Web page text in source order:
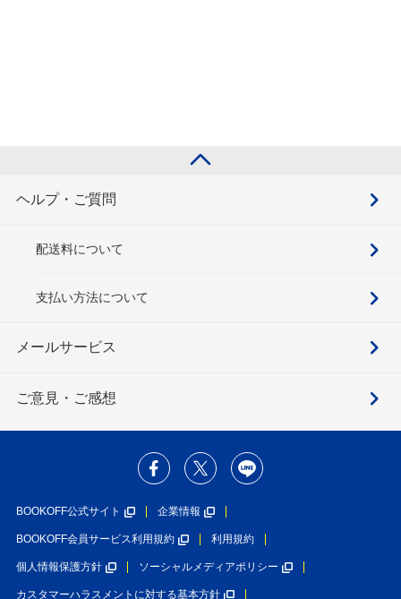
ヘルプ・ご質問
配送料について
支払い方法について
メールサービス
ご意見・ご感想
BOOKOFF公式サイト 企業情報
BOOKOFF会員サービス利用規約 利用規約
個人情報保護方針 ソーシャルメディアポリシー
カスタマーハラスメントに対する基本方針